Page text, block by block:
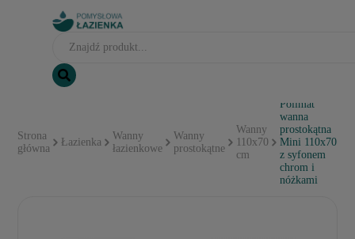
Strona
główna
Łazienka
Wanny
łazienkowe
Wanny
prostokątne
Wanny
110x70
cm
Polimat
wanna
prostokątna
Mini 110x70
z syfonem
chrom i
nóżkami